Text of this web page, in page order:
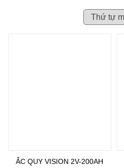
ẮC QUY VISION 2V-200AH